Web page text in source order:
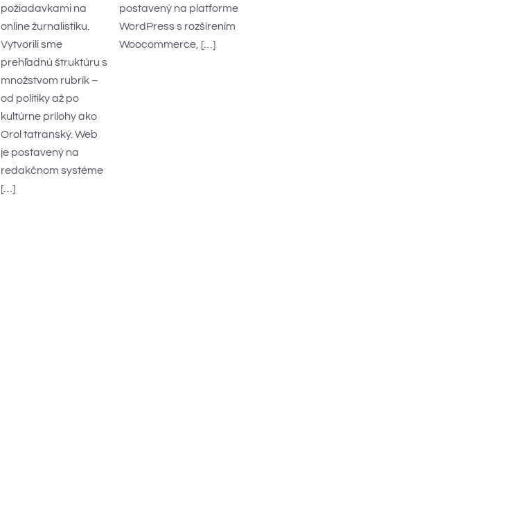
požiadavkami na
online žurnalistiku.
Vytvorili sme
prehľadnú štruktúru s
množstvom rubrík –
od politiky až po
kultúrne prílohy ako
Orol tatranský. Web
je postavený na
redakčnom systéme
[…]
postavený na platforme
WordPress s rozšírením
Woocommerce, […]